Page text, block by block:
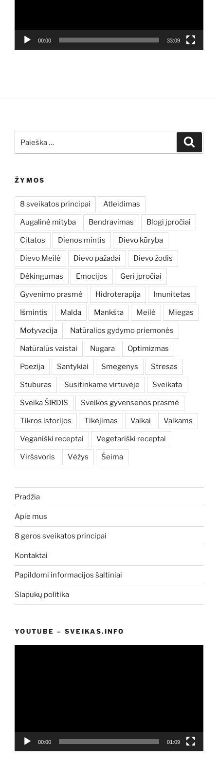
00:00 33:09
ŽYMOS
8 sveikatos principai Atleidimas
Augalinė mityba Bendravimas Blogi įpročiai
Citatos Dienos mintis Dievo kūryba
Dievo Meilė Dievo pažadai Dievo žodis
Dėkingumas Emocijos Geri įpročiai
Gyvenimo prasmė Hidroterapija Imunitetas
Išmintis Malda Mankšta Meilė Miegas
Motyvacija Natūralios gydymo priemonės
Natūralūs vaistai Nugara Optimizmas
Poezija Santykiai Smegenys Stresas
Stuburas Susitinkame virtuvėje Sveikata
Sveika ŠIRDIS Sveikos gyvensenos prasmė
Tikros istorijos Tikėjimas Vaikai Vaikams
Veganiški receptai Vegetariški receptai
Viršsvoris Vėžys Šeima
Pradžia
Apie mus
8 geros sveikatos principai
Kontaktai
Papildomi informacijos šaltiniai
Slapukų politika
YOUTUBE – SVEIKAS.INFO
00:00 01:09